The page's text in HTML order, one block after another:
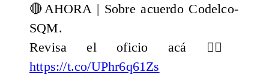
🔴AHORA | Sobre acuerdo Codelco-
SQM.
Revisa el oficio acá 👉🏻
https://t.co/UPhr6q61Zs